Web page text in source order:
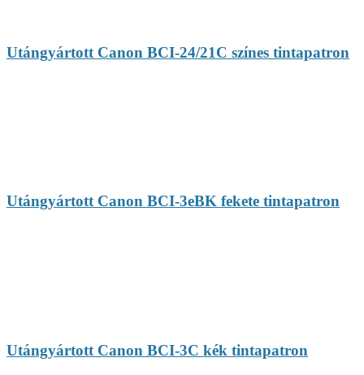
Utángyártott Canon BCI-24/21C színes tintapatron
Utángyártott Canon BCI-3eBK fekete tintapatron
Utángyártott Canon BCI-3C kék tintapatron